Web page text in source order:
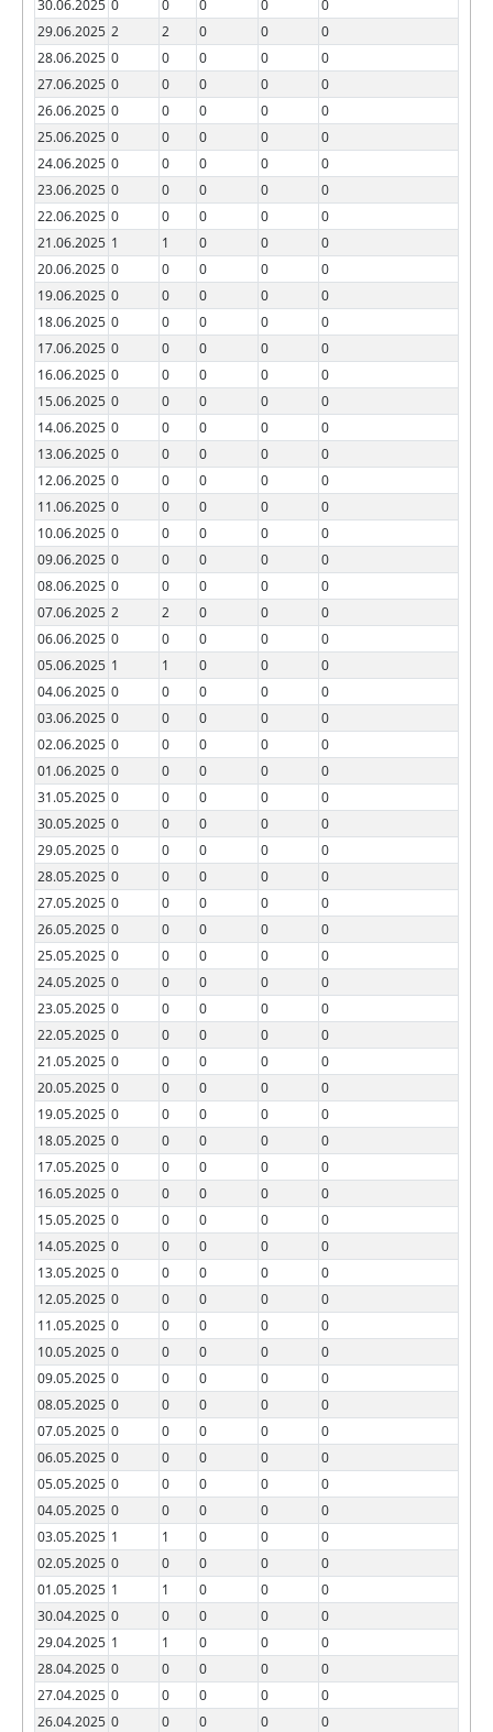
30.06.2025 0 0 0 0
0
29.06.2025 2 2 0 0
0
28.06.2025 0 0 0 0
0
27.06.2025 0 0 0 0
0
26.06.2025 0 0 0 0
0
25.06.2025 0 0 0 0
0
24.06.2025 0 0 0 0
0
23.06.2025 0 0 0 0
0
22.06.2025 0 0 0 0
0
21.06.2025 1 1 0 0
0
20.06.2025 0 0 0 0
0
19.06.2025 0 0 0 0
0
18.06.2025 0 0 0 0
0
17.06.2025 0 0 0 0
0
16.06.2025 0 0 0 0
0
15.06.2025 0 0 0 0
0
14.06.2025 0 0 0 0
0
13.06.2025 0 0 0 0
0
12.06.2025 0 0 0 0
0
11.06.2025 0 0 0 0
0
10.06.2025 0 0 0 0
0
09.06.2025 0 0 0 0
0
08.06.2025 0 0 0 0
0
07.06.2025 2 2 0 0
0
06.06.2025 0 0 0 0
0
05.06.2025 1 1 0 0
0
04.06.2025 0 0 0 0
0
03.06.2025 0 0 0 0
0
02.06.2025 0 0 0 0
0
01.06.2025 0 0 0 0
0
31.05.2025 0 0 0 0
0
30.05.2025 0 0 0 0
0
29.05.2025 0 0 0 0
0
28.05.2025 0 0 0 0
0
27.05.2025 0 0 0 0
0
26.05.2025 0 0 0 0
0
25.05.2025 0 0 0 0
0
24.05.2025 0 0 0 0
0
23.05.2025 0 0 0 0
0
22.05.2025 0 0 0 0
0
21.05.2025 0 0 0 0
0
20.05.2025 0 0 0 0
0
19.05.2025 0 0 0 0
0
18.05.2025 0 0 0 0
0
17.05.2025 0 0 0 0
0
16.05.2025 0 0 0 0
0
15.05.2025 0 0 0 0
0
14.05.2025 0 0 0 0
0
13.05.2025 0 0 0 0
0
12.05.2025 0 0 0 0
0
11.05.2025 0 0 0 0
0
10.05.2025 0 0 0 0
0
09.05.2025 0 0 0 0
0
08.05.2025 0 0 0 0
0
07.05.2025 0 0 0 0
0
06.05.2025 0 0 0 0
0
05.05.2025 0 0 0 0
0
04.05.2025 0 0 0 0
0
03.05.2025 1 1 0 0
0
02.05.2025 0 0 0 0
0
01.05.2025 1 1 0 0
0
30.04.2025 0 0 0 0
0
29.04.2025 1 1 0 0
0
28.04.2025 0 0 0 0
0
27.04.2025 0 0 0 0
0
26.04.2025 0 0 0 0
0